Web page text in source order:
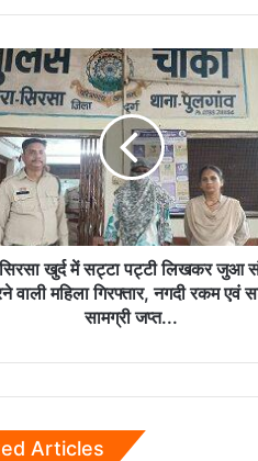
सिरसा खुर्द में सट्टा पट्टी लिखकर जुआ
वाली महिला गिरफ्तार, नगदी रकम एवं
सामग्री जप्त...
Articles